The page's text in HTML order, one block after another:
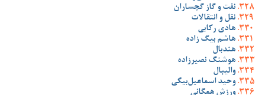
نفت و گاز گچساران
نقل و انتقالات
هادی رکابی
هاشم بیگ زاده
هندبال
هوشنگ نصیرزاده
والیبال
وحید اسماعیل‌بیگی
ورزش همگانی